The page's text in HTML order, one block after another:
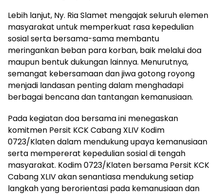
Lebih lanjut, Ny. Ria Slamet mengajak seluruh elemen
masyarakat untuk memperkuat rasa kepedulian
sosial serta bersama-sama membantu
meringankan beban para korban, baik melalui doa
maupun bentuk dukungan lainnya. Menurutnya,
semangat kebersamaan dan jiwa gotong royong
menjadi landasan penting dalam menghadapi
berbagai bencana dan tantangan kemanusiaan.
Pada kegiatan doa bersama ini menegaskan
komitmen Persit KCK Cabang XLIV Kodim
0723/Klaten dalam mendukung upaya kemanusiaan
serta mempererat kepedulian sosial di tengah
masyarakat. Kodim 0723/Klaten bersama Persit KCK
Cabang XLIV akan senantiasa mendukung setiap
langkah yang berorientasi pada kemanusiaan dan